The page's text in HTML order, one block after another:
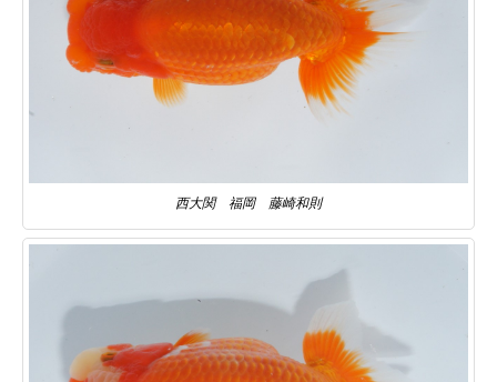
西大関 福岡 藤崎和則